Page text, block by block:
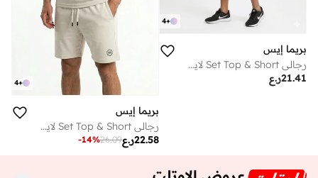
+
4
بريما إيس
رجالي Set Top & Short لايف ستايل بريميوم Khaki Green
ر.ع21.41
+
4
بريما إيس
رجالي Set Top & Short لايف ستايل بريميوم White
ر.ع22.58
26.09
-14%